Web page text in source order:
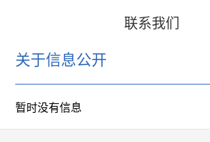
联系我们
关于信息公开
暂时没有信息